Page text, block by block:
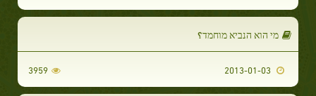
מי הוא הנביא מוחמד؟
3959